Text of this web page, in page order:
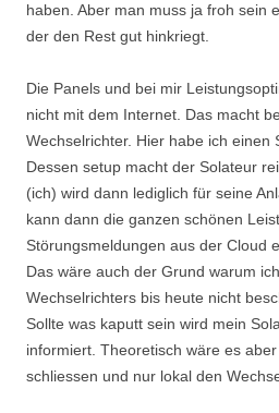
haben. Aber man muss ja froh sein
der den Rest gut hinkriegt.
Die Panels und bei mir
nicht mit dem Internet. Das macht
Wechselrichter. Hier habe ich einen
Dessen setup macht der Solateur
(ich) wird dann lediglich für seine
kann dann die ganzen schönen
Störungsmeldungen aus der Cloud
Das wäre auch der Grund warum
Wechselrichters bis heute nicht
Sollte was kaputt sein wird mein
informiert. Theoretisch wäre es
schliessen und nur lokal den